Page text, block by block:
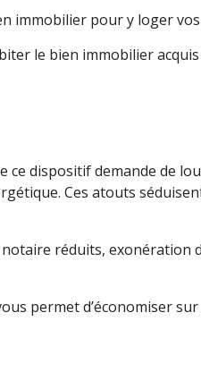
immobilier pour y loger
le bien immobilier
dispositif demande de
Ces atouts
réduits, exonération
permet d’économiser sur